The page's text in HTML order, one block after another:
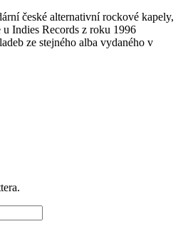
české alternativní rockové kapely,
Indies Records z roku 1996
ze stejného alba vydaného v